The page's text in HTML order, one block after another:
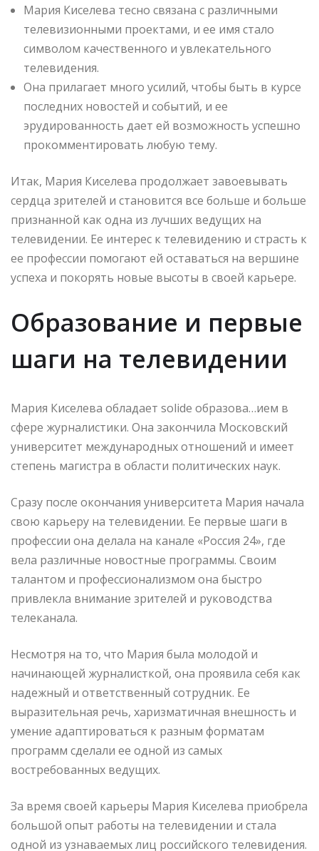
Мария Киселева тесно связана с различными
телевизионными проектами, и ее имя стало
символом качественного и увлекательного
телевидения.
Она прилагает много усилий, чтобы быть в курсе
последних новостей и событий, и ее
эрудированность дает ей возможность успешно
прокомментировать любую тему.
Итак, Мария Киселева продолжает завоевывать
сердца зрителей и становится все больше и больше
признанной как одна из лучших ведущих на
телевидении. Ее интерес к телевидению и страсть к
ее профессии помогают ей оставаться на вершине
успеха и покорять новые высоты в своей карьере.
Образование и первые
шаги на телевидении
Мария Киселева обладает solide образова…ием в
сфере журналистики. Она закончила Московский
университет международных отношений и имеет
степень магистра в области политических наук.
Сразу после окончания университета Мария начала
свою карьеру на телевидении. Ее первые шаги в
профессии она делала на канале «Россия 24», где
вела различные новостные программы. Своим
талантом и профессионализмом она быстро
привлекла внимание зрителей и руководства
телеканала.
Несмотря на то, что Мария была молодой и
начинающей журналисткой, она проявила себя как
надежный и ответственный сотрудник. Ее
выразительная речь, харизматичная внешность и
умение адаптироваться к разным форматам
программ сделали ее одной из самых
востребованных ведущих.
За время своей карьеры Мария Киселева приобрела
большой опыт работы на телевидении и стала
одной из узнаваемых лиц российского телевидения.